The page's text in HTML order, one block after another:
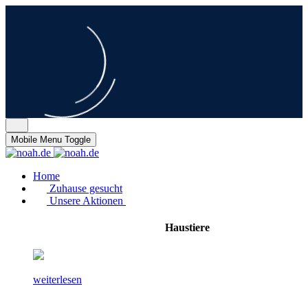
Mobile Menu Toggle
Home
Zuhause gesucht
Unsere Aktionen
Haustiere
weiterlesen